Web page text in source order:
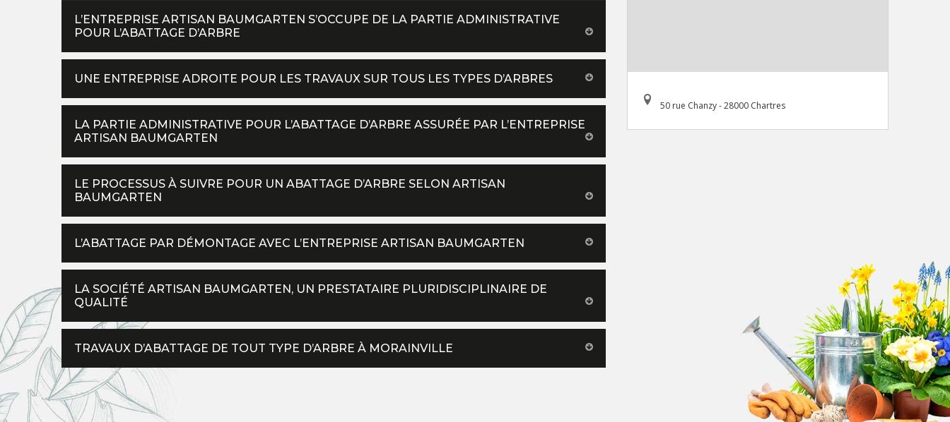
L’ENTREPRISE ARTISAN BAUMGARTEN S’OCCUPE DE LA PARTIE ADMINISTRATIVE
POUR L’ABATTAGE D’ARBRE
UNE ENTREPRISE ADROITE POUR LES TRAVAUX SUR TOUS LES TYPES D’ARBRES
LA PARTIE ADMINISTRATIVE POUR L’ABATTAGE D’ARBRE ASSURÉE PAR L’ENTREPRISE
ARTISAN BAUMGARTEN
LE PROCESSUS À SUIVRE POUR UN ABATTAGE D’ARBRE SELON ARTISAN
BAUMGARTEN
L’ABATTAGE PAR DÉMONTAGE AVEC L’ENTREPRISE ARTISAN BAUMGARTEN
LA SOCIÉTÉ ARTISAN BAUMGARTEN, UN PRESTATAIRE PLURIDISCIPLINAIRE DE
QUALITÉ
TRAVAUX D’ABATTAGE DE TOUT TYPE D’ARBRE À MORAINVILLE
50 rue Chanzy - 28000 Chartres